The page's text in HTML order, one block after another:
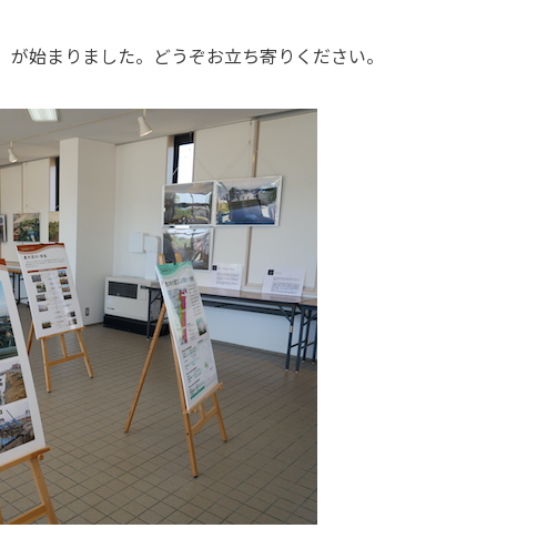
始まりました。どうぞお立ち寄りください。